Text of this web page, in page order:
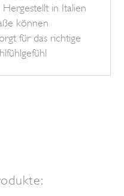
in Italien
können
für das richtige